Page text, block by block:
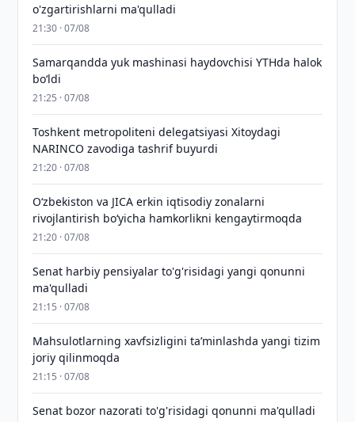
o'zgartirishlarni ma'qulladi
21:30 · 07/08
Samarqandda yuk mashinasi haydovchisi YTHda halok
bo‘ldi
21:25 · 07/08
Toshkent metropoliteni delegatsiyasi Xitoydagi
NARINCO zavodiga tashrif buyurdi
21:20 · 07/08
Oʻzbekiston va JICA erkin iqtisodiy zonalarni
rivojlantirish boʻyicha hamkorlikni kengaytirmoqda
21:20 · 07/08
Senat harbiy pensiyalar to'g'risidagi yangi qonunni
ma'qulladi
21:15 · 07/08
Mahsulotlarning xavfsizligini taʼminlashda yangi tizim
joriy qilinmoqda
21:15 · 07/08
Senat bozor nazorati to'g'risidagi qonunni ma'qulladi